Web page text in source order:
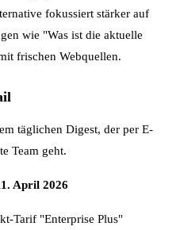
fokussiert stärker auf
wie "Was ist die aktuelle
frischen Webquellen.
täglichen Digest, der per E-
Team geht.
April 2026
Tarif "Enterprise Plus"